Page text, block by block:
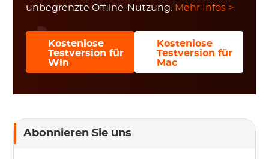
unbegrenzte Offline-Nutzung.
Mehr Infos >
Kostenlose
Testversion für
Win
Kostenlose
Testversion für
Mac
Abonnieren Sie uns